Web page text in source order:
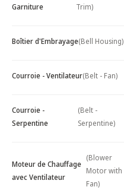
Garniture
Trim)
Boîtier d'Embrayage(Bell Housing)
Courroie - Ventilateur(Belt - Fan)
Courroie -
Serpentine
(Belt -
Serpentine)
Moteur de Chauffage
avec Ventilateur
(Blower
Motor with
Fan)